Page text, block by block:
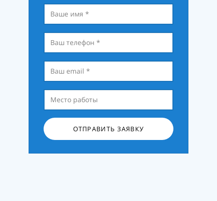
ОТПРАВИТЬ ЗАЯВКУ